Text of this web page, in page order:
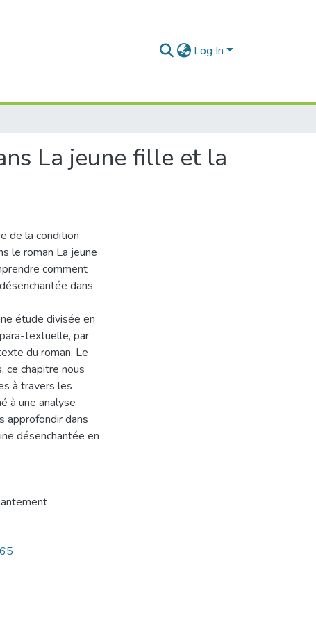
Log In
La jeune fille et la
de la condition
le roman La jeune
comment
dans
étude divisée en
textuelle, par
du roman. Le
ce chapitre nous
à travers les
à une analyse
approfondir dans
désenchantée en